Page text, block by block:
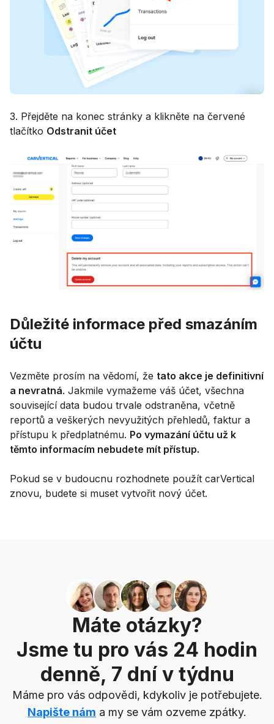
3. Přejděte na konec stránky a klikněte na červené
tlačítko Odstranit účet
Důležité informace před smazáním
účtu
Vezměte prosím na vědomí, že tato akce je definitivní
a nevratná. Jakmile vymažeme váš účet, všechna
související data budou trvale odstraněna, včetně
reportů a veškerých nevyužitých přehledů, faktur a
přístupu k předplatnému. Po vymazání účtu už k
těmto informacím nebudete mít přístup.
Pokud se v budoucnu rozhodnete použít carVertical
znovu, budete si muset vytvořit nový účet.
Máte otázky?
Jsme tu pro vás 24 hodin
denně, 7 dní v týdnu
Máme pro vás odpovědi, kdykoliv je potřebujete.
Napište nám a my se vám ozveme zpátky.